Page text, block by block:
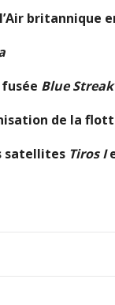
britannique
Blue Streak
de la
satellites Tiros I